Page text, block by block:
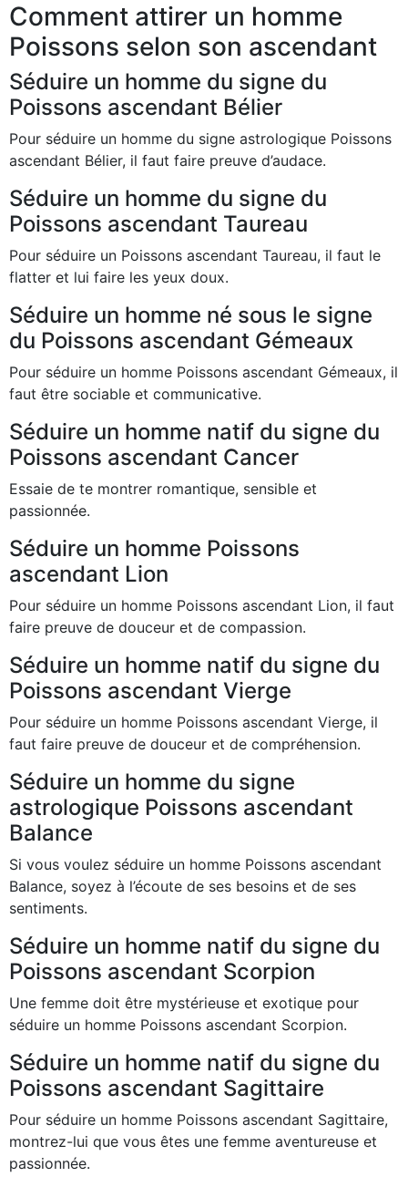
Comment attirer un homme
Poissons selon son ascendant
Séduire un homme du signe du
Poissons ascendant Bélier
Pour séduire un homme du signe astrologique Poissons
ascendant Bélier, il faut faire preuve d’audace.
Séduire un homme du signe du
Poissons ascendant Taureau
Pour séduire un Poissons ascendant Taureau, il faut le
flatter et lui faire les yeux doux.
Séduire un homme né sous le signe
du Poissons ascendant Gémeaux
Pour séduire un homme Poissons ascendant Gémeaux, il
faut être sociable et communicative.
Séduire un homme natif du signe du
Poissons ascendant Cancer
Essaie de te montrer romantique, sensible et
passionnée.
Séduire un homme Poissons
ascendant Lion
Pour séduire un homme Poissons ascendant Lion, il faut
faire preuve de douceur et de compassion.
Séduire un homme natif du signe du
Poissons ascendant Vierge
Pour séduire un homme Poissons ascendant Vierge, il
faut faire preuve de douceur et de compréhension.
Séduire un homme du signe
astrologique Poissons ascendant
Balance
Si vous voulez séduire un homme Poissons ascendant
Balance, soyez à l’écoute de ses besoins et de ses
sentiments.
Séduire un homme natif du signe du
Poissons ascendant Scorpion
Une femme doit être mystérieuse et exotique pour
séduire un homme Poissons ascendant Scorpion.
Séduire un homme natif du signe du
Poissons ascendant Sagittaire
Pour séduire un homme Poissons ascendant Sagittaire,
montrez-lui que vous êtes une femme aventureuse et
passionnée.